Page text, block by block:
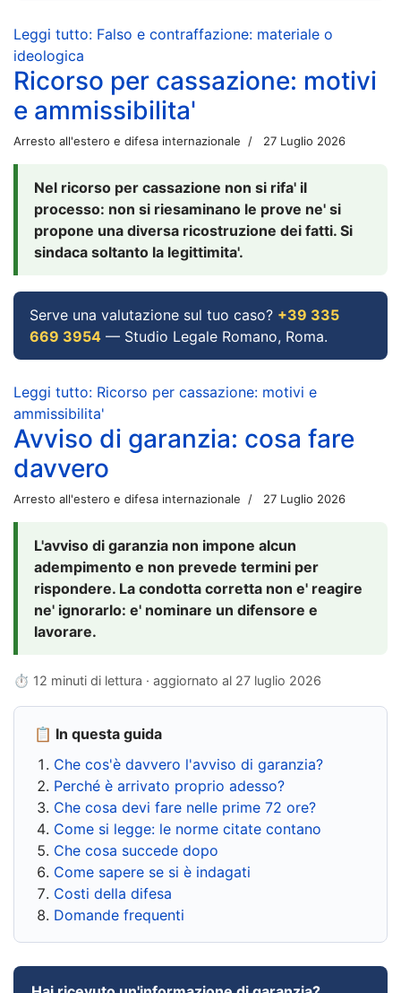
Leggi tutto: Falso e contraffazione: materiale o
ideologica
Ricorso per cassazione: motivi
e ammissibilita'
Arresto all'estero e difesa internazionale 27 Luglio 2026
Nel ricorso per cassazione non si rifa' il
processo: non si riesaminano le prove ne' si
propone una diversa ricostruzione dei fatti. Si
sindaca soltanto la legittimita'.
Serve una valutazione sul tuo caso? +39 335
669 3954 — Studio Legale Romano, Roma.
Leggi tutto: Ricorso per cassazione: motivi e
ammissibilita'
Avviso di garanzia: cosa fare
davvero
Arresto all'estero e difesa internazionale 27 Luglio 2026
L'avviso di garanzia non impone alcun
adempimento e non prevede termini per
rispondere. La condotta corretta non e' reagire
ne' ignorarlo: e' nominare un difensore e
lavorare.
⏱ 12 minuti di lettura · aggiornato al 27 luglio 2026
📋 In questa guida
Che cos'è davvero l'avviso di garanzia?
Perché è arrivato proprio adesso?
Che cosa devi fare nelle prime 72 ore?
Come si legge: le norme citate contano
Che cosa succede dopo
Come sapere se si è indagati
Costi della difesa
Domande frequenti